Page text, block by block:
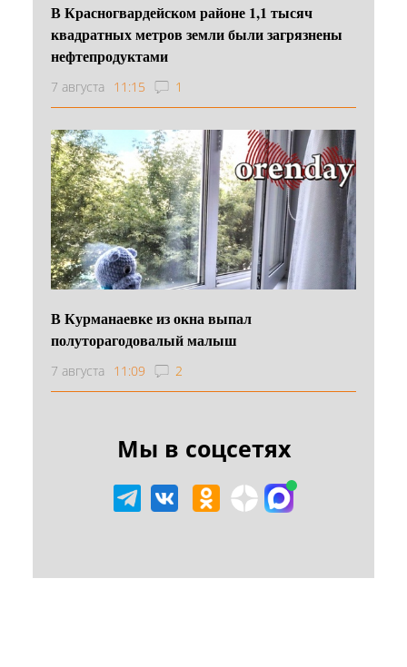
В Красногвардейском районе 1,1 тысяч
квадратных метров земли были загрязнены
нефтепродуктами
7 августа 11:15 1
В Курманаевке из окна выпал
полуторагодовалый малыш
7 августа 11:09 2
Мы в соцсетях